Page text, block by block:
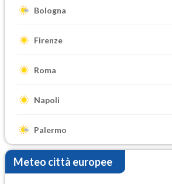
Bologna
Firenze
Roma
Napoli
Palermo
Meteo città europee